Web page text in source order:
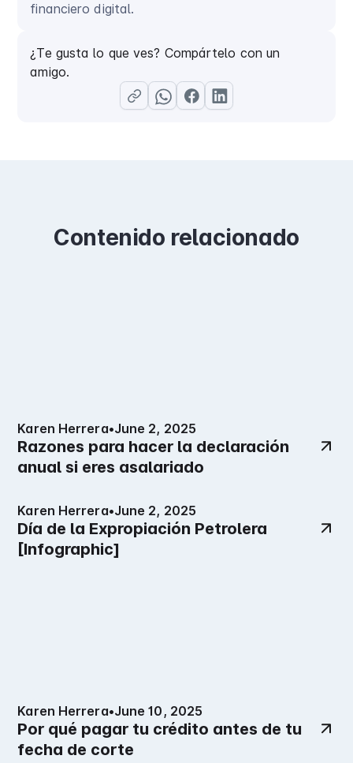
financiero digital.
¿Te gusta lo que ves? Compártelo con un
amigo.
Contenido relacionado
Karen Herrera•June 2, 2025
Razones para hacer la declaración
anual si eres asalariado
Karen Herrera•June 2, 2025
Día de la Expropiación Petrolera
[Infographic]
Karen Herrera•June 10, 2025
Por qué pagar tu crédito antes de tu
fecha de corte